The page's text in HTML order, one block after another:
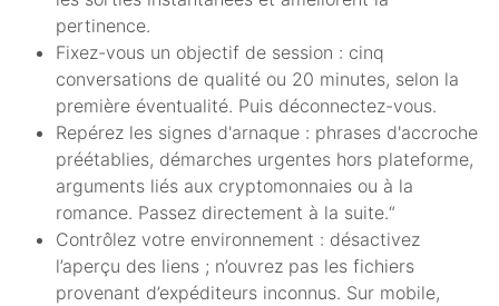
pertinence.
Fixez-vous un objectif de session : cinq
conversations de qualité ou 20 minutes, selon la
première éventualité. Puis déconnectez-vous.
Repérez les signes d'arnaque : phrases d'accroche
préétablies, démarches urgentes hors plateforme,
arguments liés aux cryptomonnaies ou à la
romance. Passez directement à la suite.“
Contrôlez votre environnement : désactivez
l’aperçu des liens ; n’ouvrez pas les fichiers
provenant d’expéditeurs inconnus. Sur mobile,